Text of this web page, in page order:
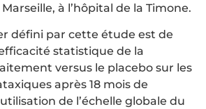
à l’hôpital de la Timone.
défini par cette étude est de
statistique de la
versus le placebo sur les
après 18 mois de
de l’échelle globale du